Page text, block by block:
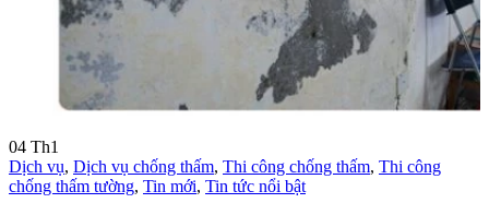
04 Th1
Dịch vụ, Dịch vụ chống thấm, Thi công chống thấm, Thi công
chống thấm tường, Tin mới, Tin tức nổi bật